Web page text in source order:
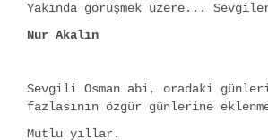
Yakında görüşmek üzere...
Nur Akalın
Sevgili Osman abi, oradaki
fazlasının özgür günlerine
Mutlu yıllar.